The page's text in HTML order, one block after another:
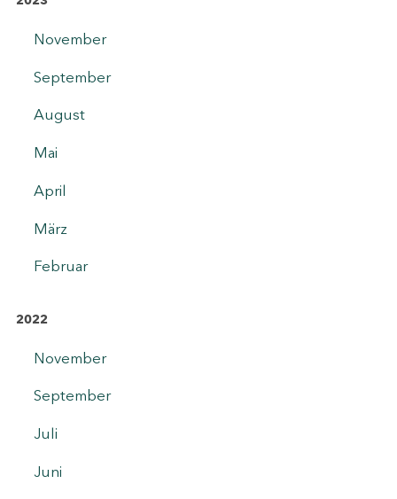
November
September
August
Mai
April
März
Februar
2022
November
September
Juli
Juni